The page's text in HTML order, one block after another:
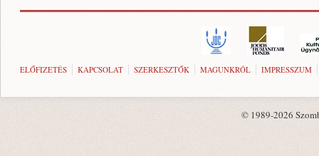
ELŐFIZETÉS KAPCSOLAT SZERKESZTŐK MAGUNKRÓL IMPRESSZUM
© 1989-2026